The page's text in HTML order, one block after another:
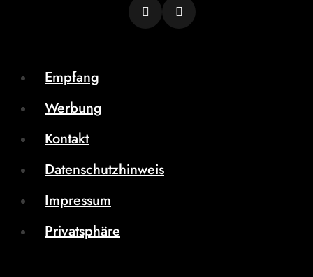
Empfang
Werbung
Kontakt
Datenschutzhinweis
Impressum
Privatsphäre